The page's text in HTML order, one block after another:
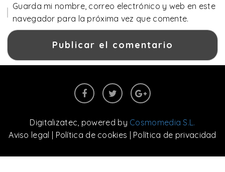
Guarda mi nombre, correo electrónico y web en este
navegador para la próxima vez que comente.
Digitalizatec , powered by Cosmomedia S.L.
Aviso legal | Política de cookies | Política de privacidad